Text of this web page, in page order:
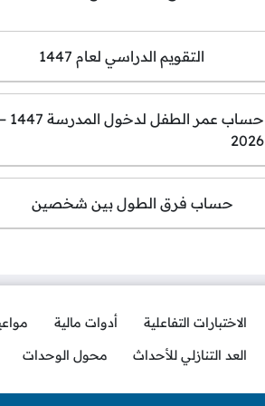
التقويم الدراسي لعام 1447
حساب عمر الطفل لدخول المدرسة 1447 –
2026
حساب فرق الطول بين شخصين
الاختبارات التفاعلية أدوات مالية
العد التنازلي للأحداث محول الوحدات